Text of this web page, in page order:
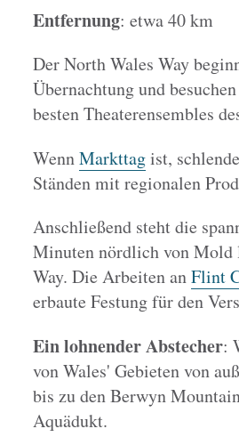
Entfernung: etwa 40 km
Der North Wales Way
Übernachtung und
besten Theaterensembles
WennMarkttagist,
Ständen mit regionalen
Anschließend steht die
Minuten nördlich von Mold
Way. Die Arbeiten anFlint
erbaute Festung für den
Ein lohnender Abstecher:
von Wales' Gebieten von
bis zu den Berwyn
Aquädukt.